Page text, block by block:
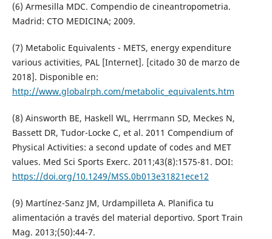
(6) Armesilla MDC. Compendio de cineantropometria.
Madrid: CTO MEDICINA; 2009.
(7) Metabolic Equivalents - METS, energy expenditure
various activities, PAL [Internet]. [citado 30 de marzo de
2018]. Disponible en:
http://www.globalrph.com/metabolic_equivalents.htm
(8) Ainsworth BE, Haskell WL, Herrmann SD, Meckes N,
Bassett DR, Tudor-Locke C, et al. 2011 Compendium of
Physical Activities: a second update of codes and MET
values. Med Sci Sports Exerc. 2011;43(8):1575-81. DOI:
https://doi.org/10.1249/MSS.0b013e31821ece12
(9) Martínez-Sanz JM, Urdampilleta A. Planifica tu
alimentación a través del material deportivo. Sport Train
Mag. 2013;(50):44-7.